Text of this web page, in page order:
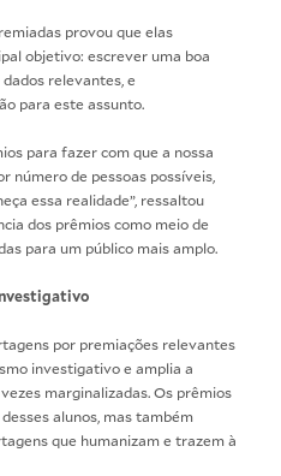
provou que elas
objetivo: escrever uma boa
relevantes, e
para este assunto.
para fazer com que a nossa
número de pessoas possíveis,
essa realidade”, ressaltou
dos prêmios como meio de
para um público mais amplo.
por premiações relevantes
investigativo e amplia a
marginalizadas. Os prêmios
alunos, mas também
que humanizam e trazem à